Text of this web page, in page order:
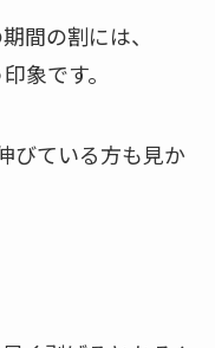
間の割には、
象です。
びている方も見か